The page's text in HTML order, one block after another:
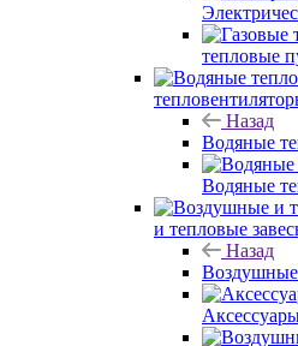
тепловые
Назад
Водяные
Водяные
и тепловые
Назад
Воздушные